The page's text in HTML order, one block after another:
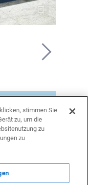
stimmen Sie
zu, um die
zu
zu